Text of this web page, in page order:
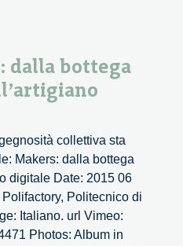
dalla bottega
collettiva sta
Makers: dalla bottega
digitale Date: 2015 06
Politecnico di
Italiano. url Vimeo:
Photos: Album in